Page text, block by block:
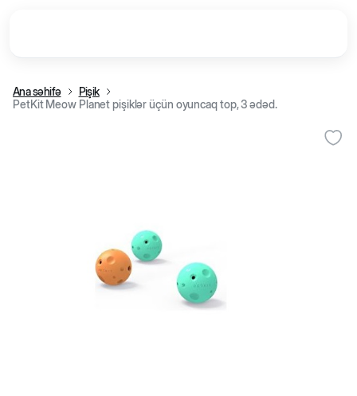
Ana səhifə
Pişik
PetKit Meow Planet pişiklər üçün oyuncaq top, 3 ədəd.